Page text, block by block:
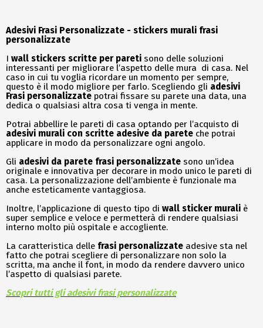
Adesivi Frasi Personalizzate - stickers murali frasi
personalizzate
I wall stickers scritte per pareti sono delle soluzioni
interessanti per migliorare l’aspetto delle mura di casa. Nel
caso in cui tu voglia ricordare un momento per sempre,
questo è il modo migliore per farlo. Scegliendo gli adesivi
Frasi personalizzate potrai fissare su parete una data, una
dedica o qualsiasi altra cosa ti venga in mente.
Potrai abbellire le pareti di casa optando per l’acquisto di
adesivi murali con scritte adesive da parete che potrai
applicare in modo da personalizzare ogni angolo.
Gli adesivi da parete frasi personalizzate sono un’idea
originale e innovativa per decorare in modo unico le pareti di
casa. La personalizzazione dell’ambiente è funzionale ma
anche esteticamente vantaggiosa.
Inoltre, l’applicazione di questo tipo di wall sticker murali è
super semplice e veloce e permetterà di rendere qualsiasi
interno molto più ospitale e accogliente.
La caratteristica delle frasi personalizzate adesive sta nel
fatto che potrai scegliere di personalizzare non solo la
scritta, ma anche il font, in modo da rendere davvero unico
l’aspetto di qualsiasi parete.
Scopri tutti gli adesivi frasi personalizzate